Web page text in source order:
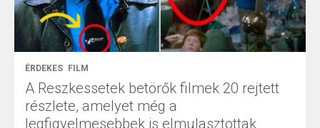
ÉRDEKES FILM
A Reszkessetek betörők filmek 20 rejtett
részlete, amelyet még a
legfigyelmesebbek is elmulasztottak